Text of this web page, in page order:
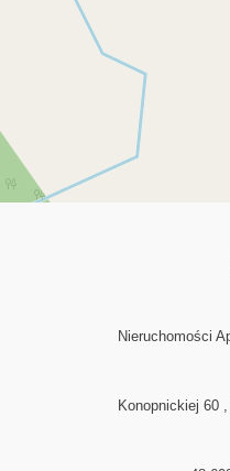
Nieruchomości
Konopnickiej 60